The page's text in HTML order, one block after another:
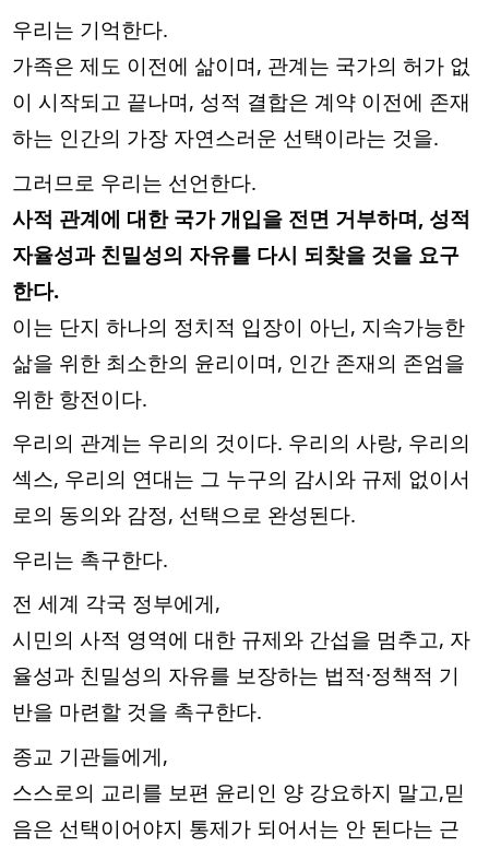
우리는 기억한다.
가족은 제도 이전에 삶이며, 관계는 국가의 허가 없
이 시작되고 끝나며, 성적 결합은 계약 이전에 존재
하는 인간의 가장 자연스러운 선택이라는 것을.
그러므로 우리는 선언한다.
사적 관계에 대한 국가 개입을 전면 거부하며, 성적
자율성과 친밀성의 자유를 다시 되찾을 것을 요구
한다.
이는 단지 하나의 정치적 입장이 아닌, 지속가능한
삶을 위한 최소한의 윤리이며, 인간 존재의 존엄을
위한 항전이다.
우리의 관계는 우리의 것이다. 우리의 사랑, 우리의
섹스, 우리의 연대는 그 누구의 감시와 규제 없이서
로의 동의와 감정, 선택으로 완성된다.
우리는 촉구한다.
전 세계 각국 정부에게,
시민의 사적 영역에 대한 규제와 간섭을 멈추고, 자
율성과 친밀성의 자유를 보장하는 법적·정책적 기
반을 마련할 것을 촉구한다.
종교 기관들에게,
스스로의 교리를 보편 윤리인 양 강요하지 말고,믿
음은 선택이어야지 통제가 되어서는 안 된다는 근